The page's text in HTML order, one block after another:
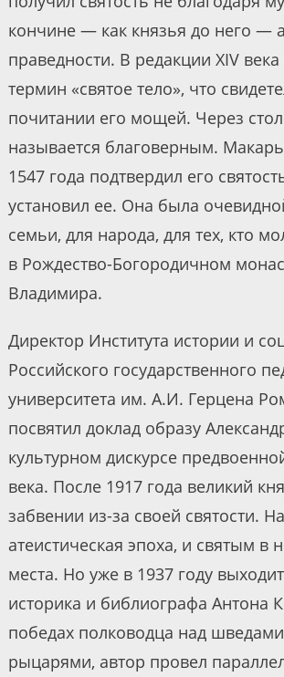
кончине — как князья до него —
праведности. В редакции XIV века
термин «святое тело», что
почитании его мощей. Через
называется благоверным.
1547 года подтвердил его
установил ее. Она была
семьи, для народа, для тех, кто
в Рождество-Богородичном
Владимира.
Директор Института истории и
Российского государственного
университета им. А.И. Герцена
посвятил доклад образу
культурном дискурсе
века. После 1917 года великий
забвении из-за своей святости.
атеистическая эпоха, и святым в
места. Но уже в 1937 году
историка и библиографа Антона
победах полководца над
рыцарями, автор провeл